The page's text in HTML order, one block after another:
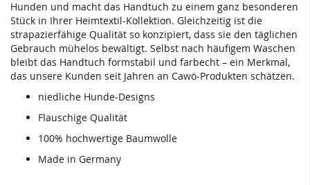
Hunden und macht das Handtuch zu einem ganz besonderen
Stück in Ihrer Heimtextil-Kollektion. Gleichzeitig ist die
strapazierfähige Qualität so konzipiert, dass sie den täglichen
Gebrauch mühelos bewältigt. Selbst nach häufigem Waschen
bleibt das Handtuch formstabil und farbecht – ein Merkmal,
das unsere Kunden seit Jahren an Cawö-Produkten schätzen.
niedliche Hunde-Designs
Flauschige Qualität
100% hochwertige Baumwolle
Made in Germany